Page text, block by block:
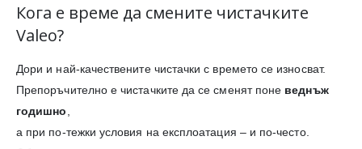
Кога е време да смените чистачките
Valeo?
Дори и най-качествените чистачки с времето се износват.
Препоръчително е чистачките да се сменят поне веднъж
годишно
а при по-тежки условия на експлоатация – и по-често.